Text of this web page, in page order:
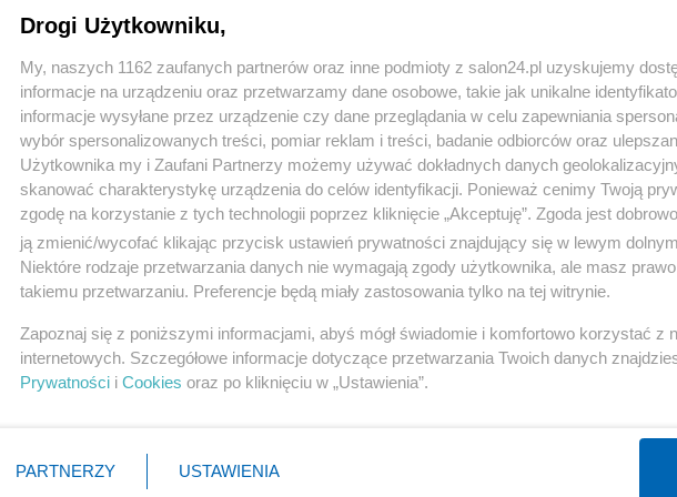
« WRÓĆ DO NOTKI
Polityka
Rosja
PiS
Prezydent
NATO
Gospodarka
Biznes
Pieniądze
Inwestycje
Podatki
Drogi Użytkowniku,
My, naszych 1162 zaufanych partnerów oraz inne podmioty z salon24.pl uzyskujemy
informacje na urządzeniu oraz przetwarzamy dane osobowe, takie jak unikalne
informacje wysyłane przez urządzenie czy dane przeglądania w celu zapewniania
wybór spersonalizowanych treści, pomiar reklam i treści, badanie odbiorców oraz
Użytkownika my i Zaufani Partnerzy możemy używać dokładnych danych
skanować charakterystykę urządzenia do celów identyfikacji. Ponieważ cenimy Twoją
zgodę na korzystanie z tych technologii poprzez kliknięcie „Akceptuję”. Zgoda jest
ją zmienić/wycofać klikając przycisk ustawień prywatności znajdujący się w lewym
Niektóre rodzaje przetwarzania danych nie wymagają zgody użytkownika, ale masz
takiemu przetwarzaniu. Preferencje będą miały zastosowania tylko na tej witrynie.
Zapoznaj się z poniższymi informacjami, abyś mógł świadomie i komfortowo korzystać z
internetowych. Szczegółowe informacje dotyczące przetwarzania Twoich danych
Prywatności i Cookies oraz po kliknięciu w „Ustawienia”.
PARTNERZY USTAWIENIA